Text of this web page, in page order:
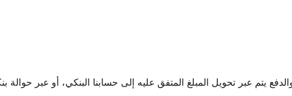
يتم عبر تحويل المبلغ المتفق عليه إلى حسابنا البنكي، أو عبر حوالة